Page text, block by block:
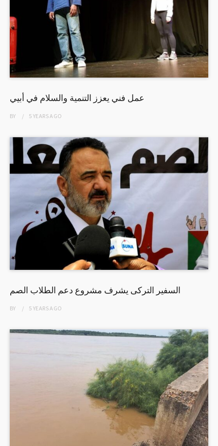
عمل فني يعزز التنمية والسلام في أبيي
BY 5 YEARSAGO
السفير التركى يشرف مشروع دعم الطلاب الصم
BY 5 YEARSAGO